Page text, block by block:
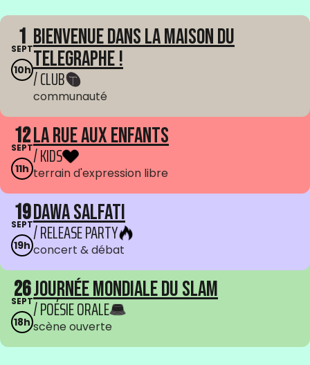
1
SEPT
10h
Bienvenue dans La Maison du
Telegraphe !
/ CLUB
communauté
12
SEPT
11h
La Rue aux enfants
/ KIDS
terrain d'expression libre
19
SEPT
19h
Dawa Salfati
/ RELEASE PARTY
concert & débat
26
SEPT
18h
Journée mondiale du Slam
/ POÉSIE ORALE
scène ouverte